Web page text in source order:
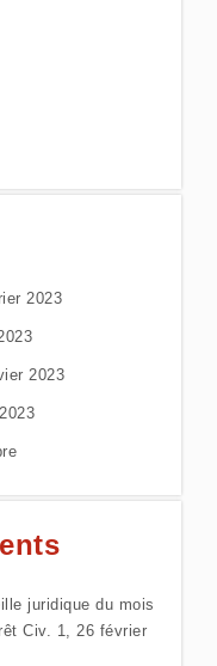
2023
2023
juridique du mois
Civ. 1, 26 février